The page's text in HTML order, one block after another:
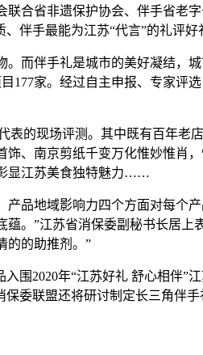
合省非遗保护协会、伴手省老
伴手最能为江苏“代言”的礼评好
。而伴手礼是城市的美好凝结，
177家。经过自主申报、专家评
的现场评测。其中既有百年老
、南京剪纸千变万化惟妙惟肖
显江苏美食独特魅力……
地域影响力四个方面对每个
。”江苏省消保委副秘书长居上
的的助推剂。”
2020年“江苏好礼 舒心相伴”
委联盟还将研讨制定长三角伴手